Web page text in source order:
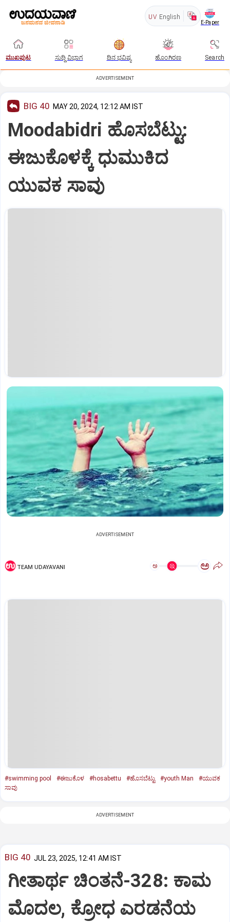
UV English
E-Paper
ಮುಖಪುಟ ಸುದ್ದಿ ವಿಭಾಗ ದಿನ ಭವಿಷ್ಯ ಹೊಂಗಿರಣ Search
ADVERTISEMENT
BIG 40 MAY 20, 2024, 12:12 AM IST
Moodabidri ಹೊಸಬೆಟ್ಟು:
ಈಜುಕೊಳಕ್ಕೆ ಧುಮುಕಿದ
ಯುವಕ ಸಾವು
ADVERTISEMENT
TEAM UDAYAVANI ಅ ಅ
#swimming pool #ಈಜುಕೊಳ #hosabettu #ಹೊಸಬೆಟ್ಟು #youth Man
#ಯುವಕ
ಸಾವು
ADVERTISEMENT
BIG 40 JUL 23, 2025, 12:41 AM IST
ಗೀತಾರ್ಥ ಚಿಂತನೆ-328: ಕಾಮ
ಮೊದಲ, ಕ್ರೋಧ ಎರಡನೆಯ